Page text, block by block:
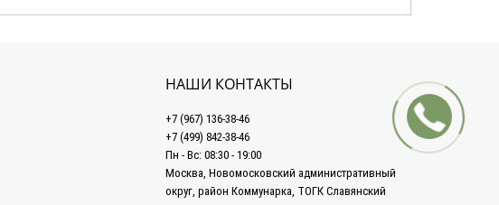
НАШИ КОНТАКТЫ
+7 (967) 136-38-46
+7 (499) 842-38-46
Пн - Вс: 08:30 - 19:00
Москва, Новомосковский административный
округ, район Коммунарка, ТОГК Славянский